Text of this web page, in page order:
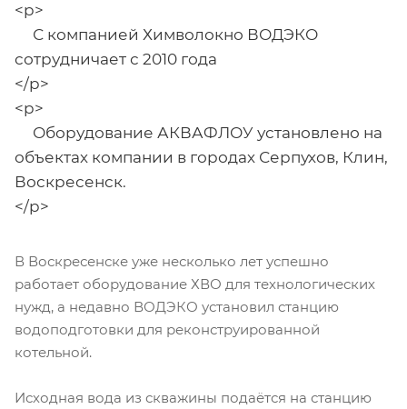
<p>
С компанией Химволокно ВОДЭКО
сотрудничает с 2010 года
</p>
<p>
Оборудование АКВАФЛОУ установлено на
объектах компании в городах Серпухов, Клин,
Воскресенск.
</p>
В Воскресенске уже несколько лет успешно
работает оборудование ХВО для технологических
нужд, а недавно ВОДЭКО установил станцию
водоподготовки для реконструированной
котельной.
Исходная вода из скважины подаётся на станцию